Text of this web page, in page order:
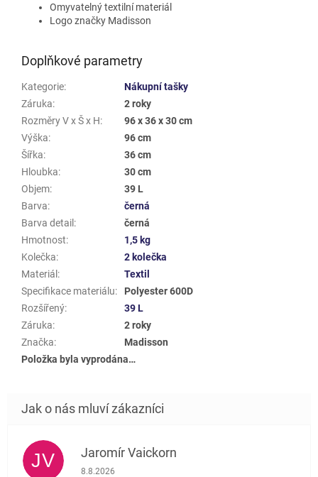
Omyvatelný textilní materiál
Logo značky Madisson
Doplňkové parametry
Kategorie:
Nákupní tašky
Záruka:
2 roky
Rozměry V x Š x H:
96 x 36 x 30 cm
Výška:
96 cm
Šířka:
36 cm
Hloubka:
30 cm
Objem:
39 L
Barva:
černá
Barva detail :
černá
Hmotnost:
1,5 kg
Kolečka:
2 kolečka
Materiál :
Textil
Specifikace materiálu:
Polyester 600D
Rozšířený:
39 L
Záruka:
2 roky
Značka:
Madisson
Položka byla vyprodána…
JV Jaromír Vaickorn
Hodnocení obchodu je 5 z 5 hvězdiček.
8.8.2026